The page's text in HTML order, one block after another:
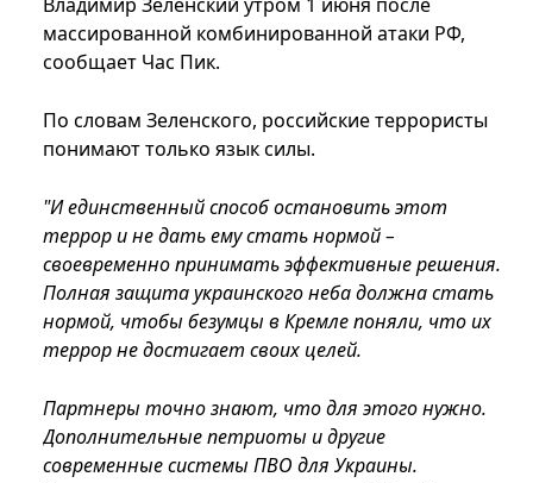
массированной комбинированной атаки РФ,
сообщает Час Пик.
По словам Зеленского, российские террористы
понимают только язык силы.
"И единственный способ остановить этот
террор и не дать ему стать нормой –
своевременно принимать эффективные решения.
Полная защита украинского неба должна стать
нормой, чтобы безумцы в Кремле поняли, что их
террор не достигает своих целей.
Партнеры точно знают, что для этого нужно.
Дополнительные петриоты и другие
современные системы ПВО для Украины.